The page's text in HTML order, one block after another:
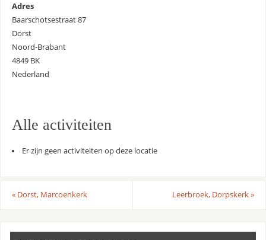
Adres
Baarschotsestraat 87
Dorst
Noord-Brabant
4849 BK
Nederland
Alle activiteiten
Er zijn geen activiteiten op deze locatie
«Dorst, Marcoenkerk Leerbroek, Dorpskerk»